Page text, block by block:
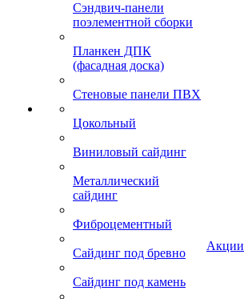
Сэндвич-панели
поэлементной сборки
Планкен ДПК
(фасадная доска)
Стеновые панели ПВХ
Цокольный
Виниловый сайдинг
Металлический
сайдинг
Фиброцементный
Сайдинг под бревно
Сайдинг под камень
Акции